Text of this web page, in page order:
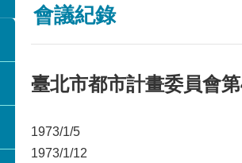
會議紀錄
臺北市都市計畫委員會
1973/1/5
1973/1/12